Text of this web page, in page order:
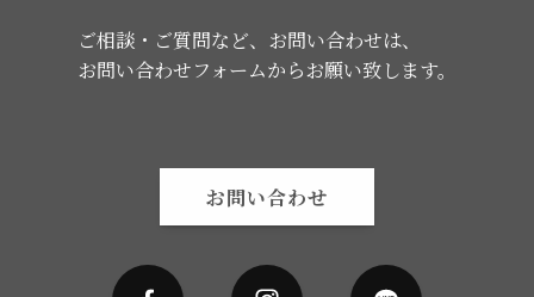
ご相談・ご質問など、お問い合わせは、
お問い合わせフォームからお願い致します。
お問い合わせ